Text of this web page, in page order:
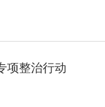
项整治行动